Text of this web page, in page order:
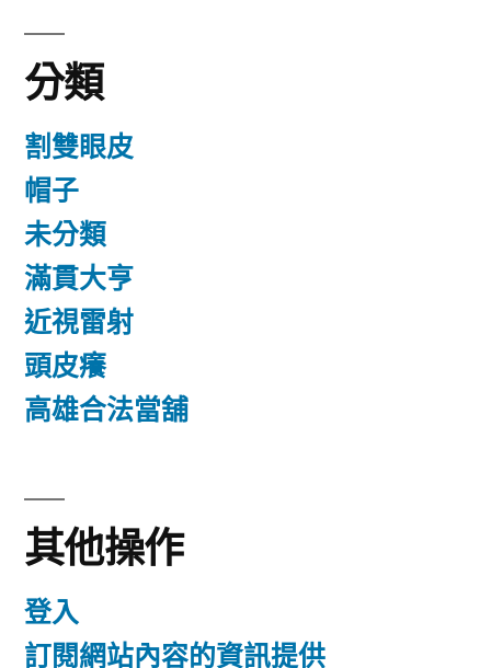
分類
割雙眼皮
帽子
未分類
滿貫大亨
近視雷射
頭皮癢
高雄合法當舖
其他操作
登入
訂閱網站內容的資訊提供